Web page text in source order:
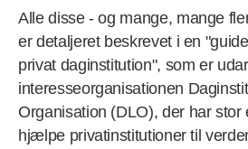
Alle disse - og mange, mange
er detaljeret beskrevet i en
privat daginstitution", som er
interesseorganisationen
Organisation (DLO), der har stor
hjælpe privatinstitutioner til